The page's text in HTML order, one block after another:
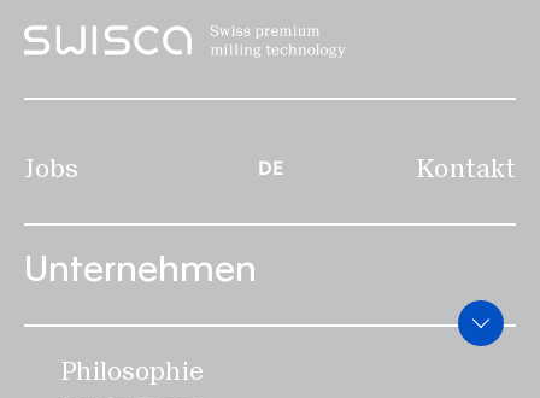
Jobs DE Kontakt
Unternehmen
Philosophie